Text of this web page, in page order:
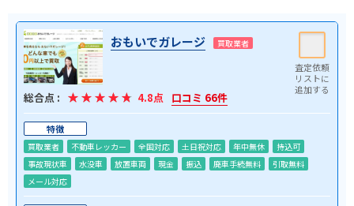
おもいでガレージ 買取業者
総合点 : 4.8点 口コミ 66件
特徴
買取業者 不動車レッカー 全国対応 土日祝対応 年中無休
持込可
事故現状車
水没車 放置車両 現金 振込 廃車手続無料
引取無料
メール対応